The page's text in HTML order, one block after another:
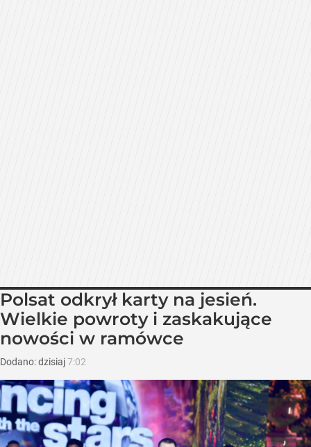
Polsat odkrył karty na jesień.
Wielkie powroty i zaskakujące
nowości w ramówce
Dodano:dzisiaj7:02